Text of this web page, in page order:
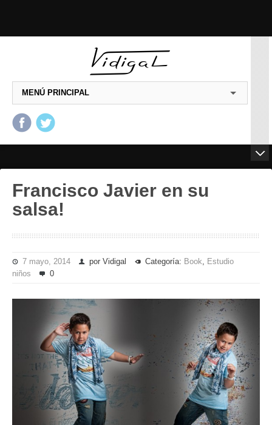
MENÚ PRINCIPAL
Francisco Javier en su
salsa!
7 mayo, 2014 por Vidigal Categoría: Book, Estudio
niños
0